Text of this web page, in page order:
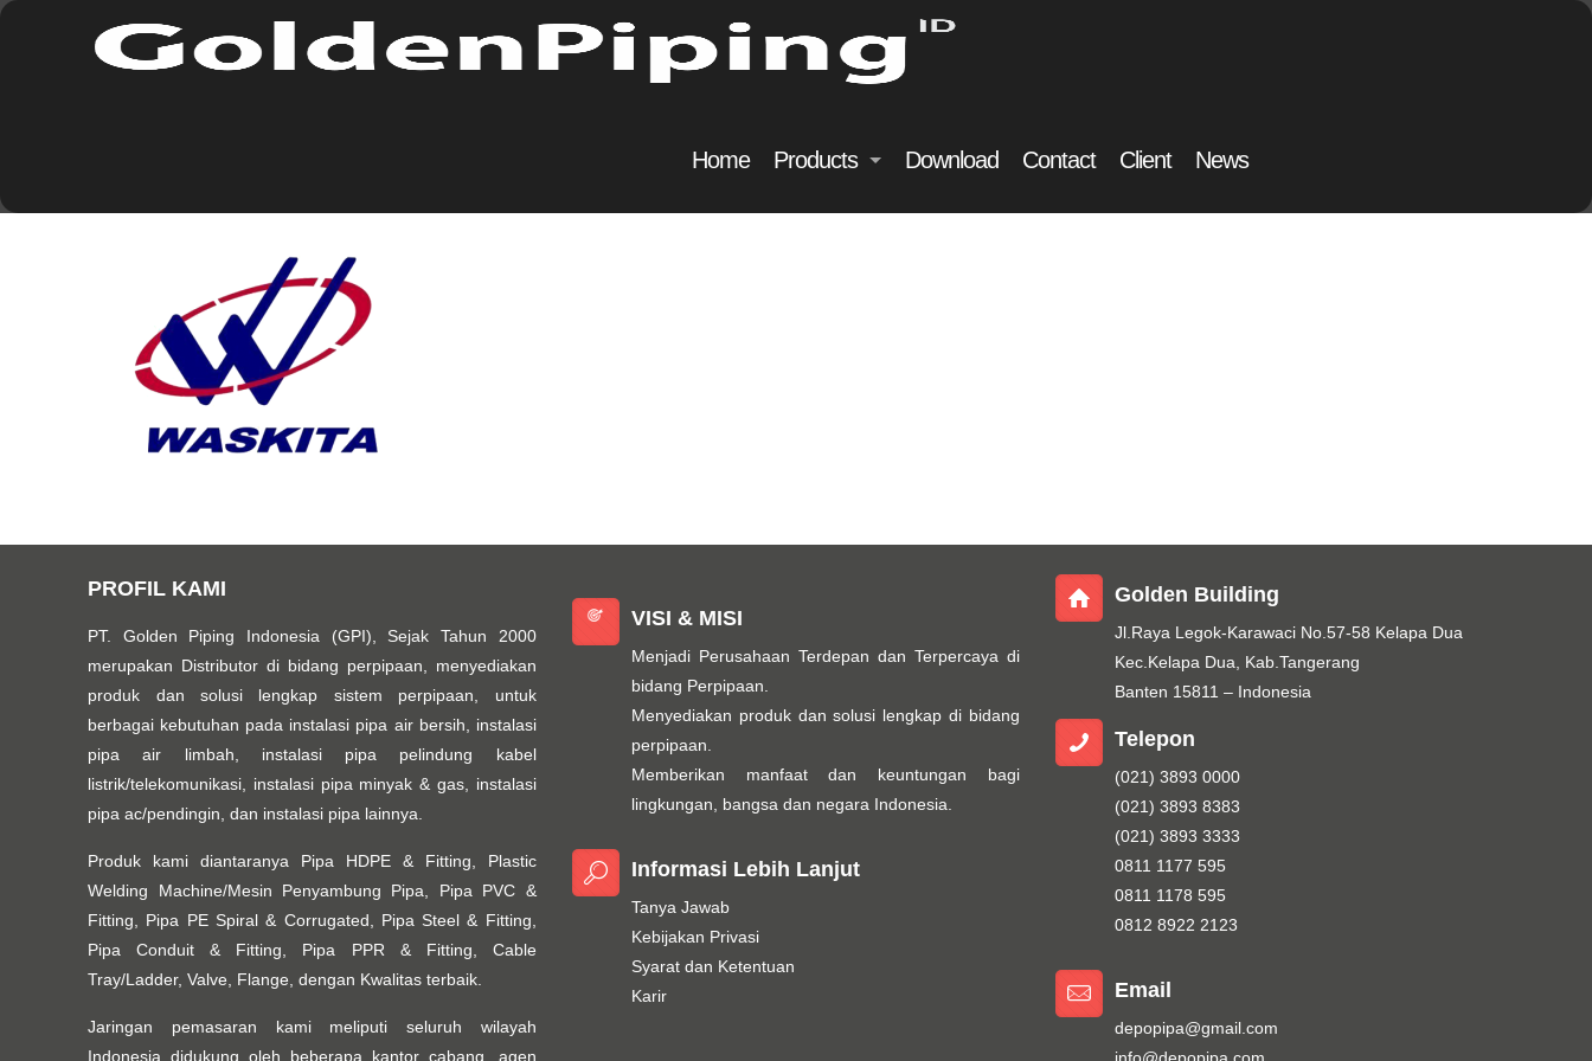
Home Products Download Contact Client News
PROFIL KAMI
PT. Golden Piping Indonesia (GPI), Sejak Tahun 2000
merupakan Distributor di bidang perpipaan, menyediakan
produk dan solusi lengkap sistem perpipaan, untuk
berbagai kebutuhan pada instalasi pipa air bersih, instalasi
pipa air limbah, instalasi pipa pelindung kabel
listrik/telekomunikasi, instalasi pipa minyak & gas, instalasi
pipa ac/pendingin, dan instalasi pipa lainnya.
Produk kami diantaranya Pipa HDPE & Fitting, Plastic
Welding Machine/Mesin Penyambung Pipa, Pipa PVC &
Fitting, Pipa PE Spiral & Corrugated, Pipa Steel & Fitting,
Pipa Conduit & Fitting, Pipa PPR & Fitting, Cable
Tray/Ladder, Valve, Flange, dengan Kwalitas terbaik.
Jaringan pemasaran kami meliputi seluruh wilayah
Indonesia didukung oleh beberapa kantor cabang, agen
VISI & MISI
Menjadi Perusahaan Terdepan dan Terpercaya di
bidang Perpipaan.
Menyediakan produk dan solusi lengkap di bidang
perpipaan.
Memberikan manfaat dan keuntungan bagi
lingkungan, bangsa dan negara Indonesia.
Informasi Lebih Lanjut
Tanya Jawab
Kebijakan Privasi
Syarat dan Ketentuan
Karir
Golden Building
Jl.Raya Legok-Karawaci No.57-58 Kelapa Dua
Kec.Kelapa Dua, Kab.Tangerang
Banten 15811 – Indonesia
Telepon
(021) 3893 0000
(021) 3893 8383
(021) 3893 3333
0811 1177 595
0811 1178 595
0812 8922 2123
Email
depopipa@gmail.com